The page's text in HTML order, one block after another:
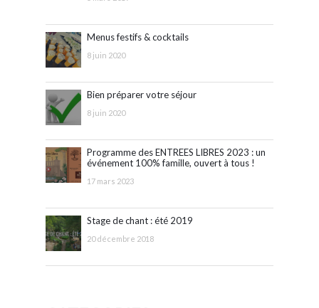
Menus festifs & cocktails
8 juin 2020
Bien préparer votre séjour
8 juin 2020
Programme des ENTREES LIBRES 2023 : un
événement 100% famille, ouvert à tous !
17 mars 2023
Stage de chant : été 2019
20 décembre 2018